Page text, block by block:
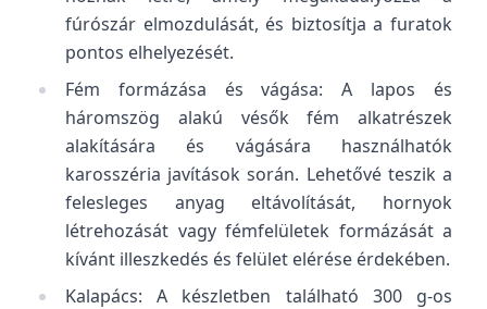
fúrószár elmozdulását, és biztosítja a furatok
pontos elhelyezését.
Fém formázása és vágása: A lapos és
háromszög alakú vésők fém alkatrészek
alakítására és vágására használhatók
karosszéria javítások során. Lehetővé teszik a
felesleges anyag eltávolítását, hornyok
létrehozását vagy fémfelületek formázását a
kívánt illeszkedés és felület elérése érdekében.
Kalapács: A készletben található 300 g-os